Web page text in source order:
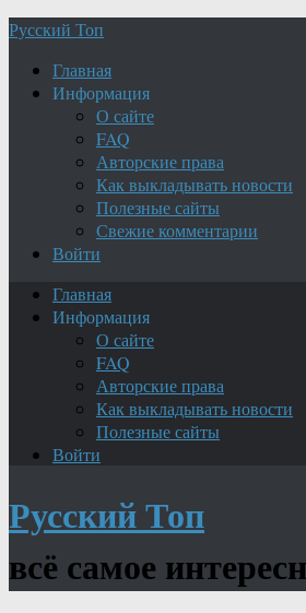
Русский Топ
Главная
Информация
О сайте
FAQ
Авторские права
Как выкладывать новости
Полезные сайты
Свежие комментарии
Войти
Главная
Информация
О сайте
FAQ
Авторские права
Как выкладывать новости
Полезные сайты
Войти
Русский Топ
всё самое